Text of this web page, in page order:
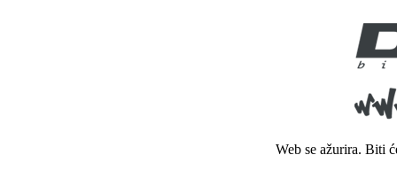
Web se ažurira. Biti